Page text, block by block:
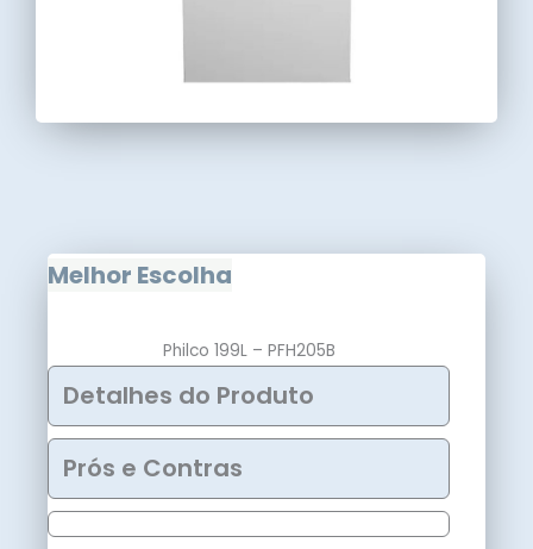
Melhor Escolha
Philco 199L – PFH205B
Detalhes do Produto
Prós e Contras